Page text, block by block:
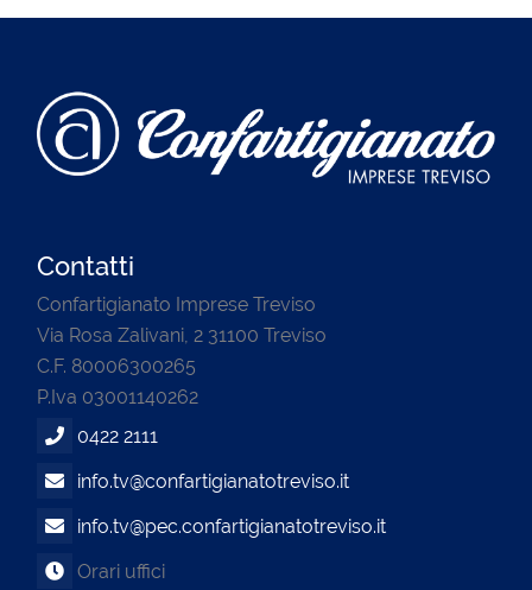
Contatti
Confartigianato Imprese Treviso
Via Rosa Zalivani, 2 31100 Treviso
C.F. 80006300265
P.Iva 03001140262
0422 2111
info.tv@confartigianatotreviso.it
info.tv@pec.confartigianatotreviso.it
Orari uffici